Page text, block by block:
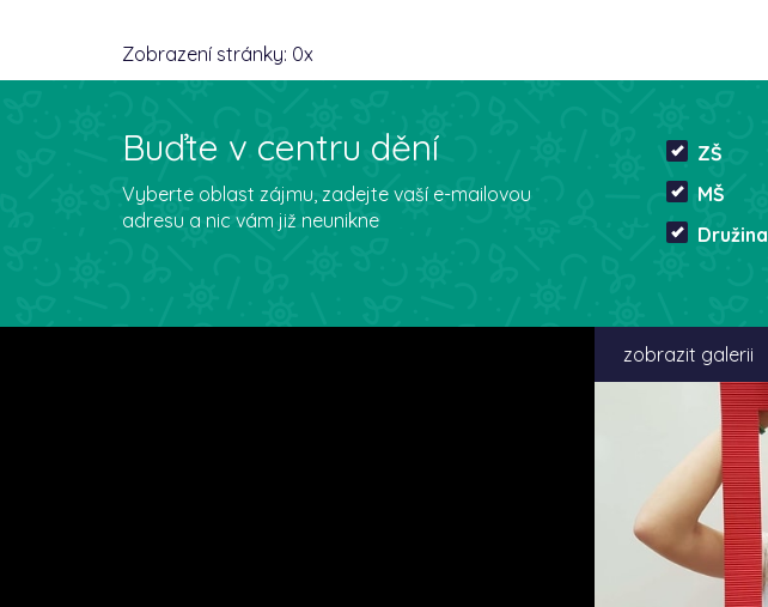
Zobrazení stránky: 0x
Buďte v centru dění
Vyberte oblast zájmu, zadejte vaší e-mailovou
adresu a nic vám již neunikne
ZŠ
MŠ
Družina
zobrazit galerii